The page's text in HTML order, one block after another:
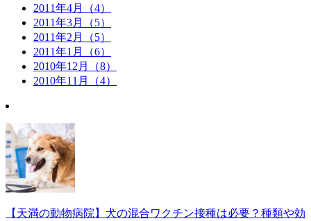
2011年4月（4）
2011年3月（5）
2011年2月（5）
2011年1月（6）
2010年12月（8）
2010年11月（4）
【天満の動物病院】犬の混合ワクチン接種は必要？種類や効